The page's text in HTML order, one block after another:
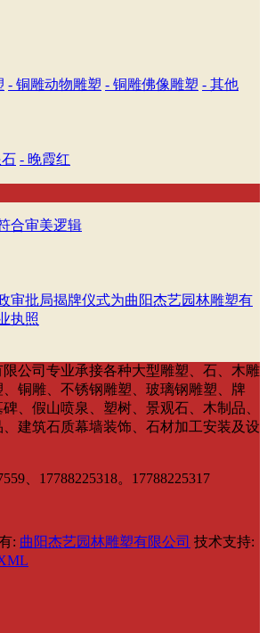
- 铜雕动物雕塑 - 铜雕佛像雕塑 - 其他
- 晚霞红
合审美逻辑
审批局揭牌仪式为曲阳杰艺园林雕塑有
执照
公司专业承接各种大型雕塑、石、木雕
铜雕、不锈钢雕塑、玻璃钢雕塑、牌
、假山喷泉、塑树、景观石、木制品、
建筑石质幕墙装饰、石材加工安装及设
、17788225318。17788225317
: 曲阳杰艺园林雕塑有限公司 技术支持: